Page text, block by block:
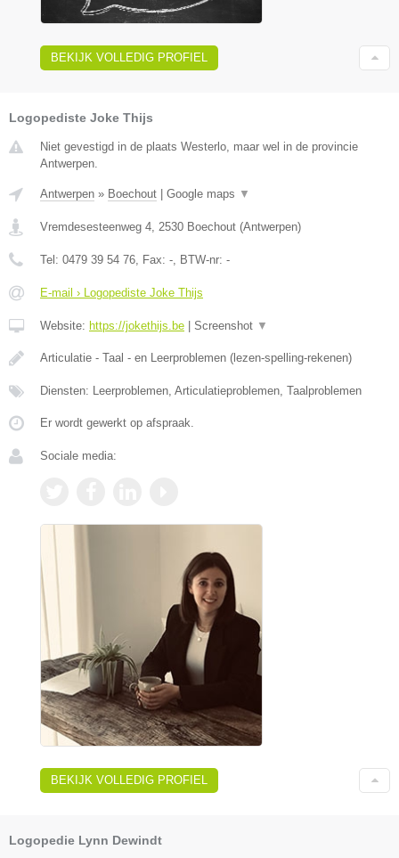
BEKIJK VOLLEDIG PROFIEL
Logopediste Joke Thijs
Niet gevestigd in de plaats Westerlo, maar wel in de provincie
Antwerpen.
Antwerpen » Boechout | Google maps ▼
Vremdesesteenweg 4 2530 Boechout (Antwerpen)
Tel: 0479 39 54 76 , Fax: - , BTW-nr: -
E-mail › Logopediste Joke Thijs
Website: https://jokethijs.be | Screenshot ▼
Articulatie - Taal - en Leerproblemen (lezen-spelling-rekenen)
Diensten: Leerproblemen, Articulatieproblemen, Taalproblemen
Er wordt gewerkt op afspraak.
Sociale media:
BEKIJK VOLLEDIG PROFIEL
Logopedie Lynn Dewindt